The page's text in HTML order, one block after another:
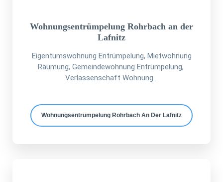
Wohnungsentrümpelung Rohrbach an der
Lafnitz
Eigentumswohnung Entrümpelung, Mietwohnung
Räumung, Gemeindewohnung Entrümpelung,
Verlassenschaft Wohnung...
Wohnungsentrümpelung Rohrbach An Der Lafnitz